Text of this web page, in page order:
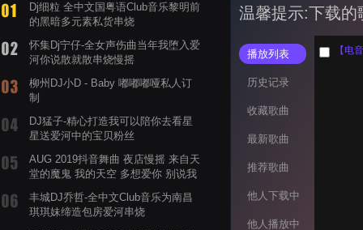
Dj细粒 全中文国粤语Club音乐黎明前
的黑暗多元素私货串烧
怀集Dj宁仔-全女声伤曲当年我堕入爱
河你说散就散串烧慢摇
柳州DJ小D - Baby 嘟嘟嘟哑私人订
制
DJ猛子-精心打造我可以陪你去看星
星送爱河中的宝贝粉丝
AUG 2019抖音舞曲 夜店慢摇 来自天
堂的魔鬼 我的天空 多想爱你 别说我
丰城DJ乔哲-全中文Club音乐为南昌
琪琪妹缔造包房爱河串烧
温馨提示:下载的
播放列表
历史记录
收藏歌曲
最新歌曲
推荐歌曲
他人下载中
他人播放中
【电